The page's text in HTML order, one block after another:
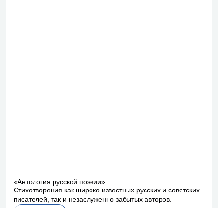
«Антология русской поэзии»
Стихотворения как широко известных русских и советских
писателей, так и незаслуженно забытых авторов.